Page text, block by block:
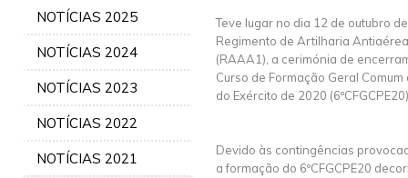
NOTÍCIAS 2025
NOTÍCIAS 2024
NOTÍCIAS 2023
NOTÍCIAS 2022
NOTÍCIAS 2021
Teve lugar no dia 12 de outubro
Regimento de Artilharia Antiaérea
(RAAA1), a cerimónia de
Curso de Formação Geral
do Exército de 2020
Devido às contingências
a formação do 6ºCFGCPE20